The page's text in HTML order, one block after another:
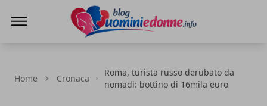
Home Cronaca
Roma, turista russo derubato da
nomadi: bottino di 16mila euro